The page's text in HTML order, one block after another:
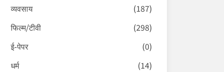
व्यवसाय
(187)
फिल्म/टीवी
(298)
ई-पेपर
(0)
धर्म
(14)